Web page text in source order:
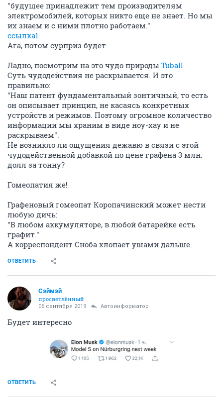
"будущее принадлежит тем производителям
электромобилей, которых никто еще не знает. Но мы
их знаем и с ними плотно работаем."
ссылка1
Ага, потом сурприз будет.
Ладно, посмотрим на это чудо природы Tuball
Суть чудодействия не раскрывается. И это
правильно:
"Наш патент фундаментальный зонтичный, то есть
он описывает принцип, не касаясь конкретных
устройств и режимов. Поэтому огромное количество
информации мы храним в виде ноу-хау и не
раскрываем".
Не возникло ли ощущения дежавю в связи с этой
чудодейственной добавкой по цене графена 3 млн.
долл за тонну?
Гомеопатия же!
Графеновый гомеопат Коропачинский может нести
любую дичь:
"В любом аккумуляторе, в любой батарейке есть
графит."
А корреспондент Сноба хлопает ушами дальше.
ОТВЕТИТЬ
Сэймэй
просветлённый
06 сентября 2019 Автоинформатор
Будет интересно
ОТВЕТИТЬ